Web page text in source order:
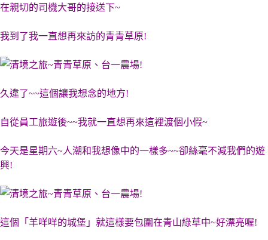
在親切的司機大哥的接送下~
我到了我一直想再來訪的青青草原!
久違了~~這個讓我想念的地方!
自從員工旅遊後~~我就一直想再來這裡渡個小假~
今天是星期六~人潮和我想像中的一樣多~~卻絲毫不減我們的遊
興!
這個「羊咩咩的城堡」就這樣要包圍在青山綠草中~好漂亮喔!